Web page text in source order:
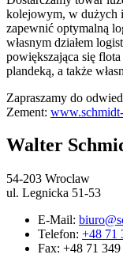
kolejowym, w dużych
zapewnić optymalną
własnym działem
powiększająca się
plandeką, a także
Zapraszamy do
Zement:
Walter
54-203 Wroclaw
ul. Legnicka 51-53
E-Mail:
Telefon: +48 71
Fax: +48 71 349